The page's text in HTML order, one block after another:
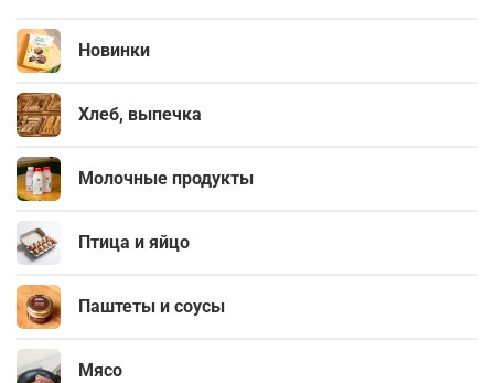
Новинки
Хлеб, выпечка
Молочные продукты
Птица и яйцо
Паштеты и соусы
Мясо